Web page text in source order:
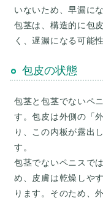
いないため、早漏に
包茎は、構造的に包
包皮の状態
包茎と包茎でないペ
す。包皮は外側の「
り、この内板が露出
す。
包茎でないペニスで
め、皮膚は乾燥しや
ります。そのため、